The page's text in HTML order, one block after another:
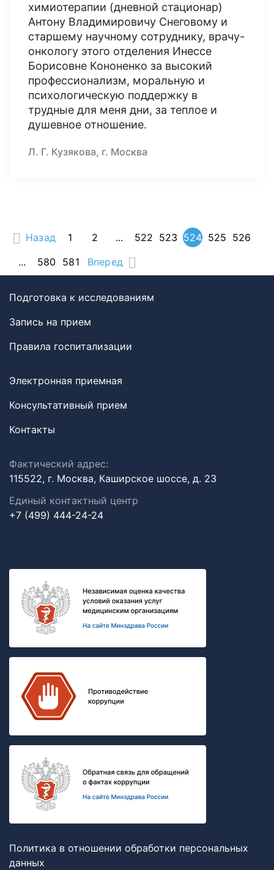
химиотерапии (дневной стационар)
Антону Владимировичу Снеговому и
старшему научному сотруднику, врачу-
онкологу этого отделения Инессе
Борисовне Кононенко за высокий
профессионализм, моральную и
психологическую поддержку в
трудные для меня дни, за теплое и
душевное отношение.
Л. Г. Кузякова, г. Москва
Назад 1 2 ... 522 523 524 525 526
...
580 581 Вперед
Подготовка к исследованиям
Запись на прием
Правила госпитализации
Электронная приемная
Консультативный прием
Контакты
Фактический адрес:
115522, г. Москва, Каширское шоссе, д. 23
Единый контактный центр
+7 (499) 444-24-24
Политика в отношении обработки персональных
данных